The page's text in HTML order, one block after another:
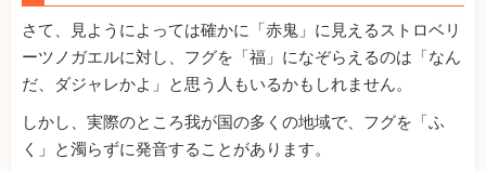
さて、見ようによっては確かに「赤鬼」に見えるストロベリ
ーツノガエルに対し、フグを「福」になぞらえるのは「なん
だ、ダジャレかよ」と思う人もいるかもしれません。
しかし、実際のところ我が国の多くの地域で、フグを「ふ
く」と濁らずに発音することがあります。